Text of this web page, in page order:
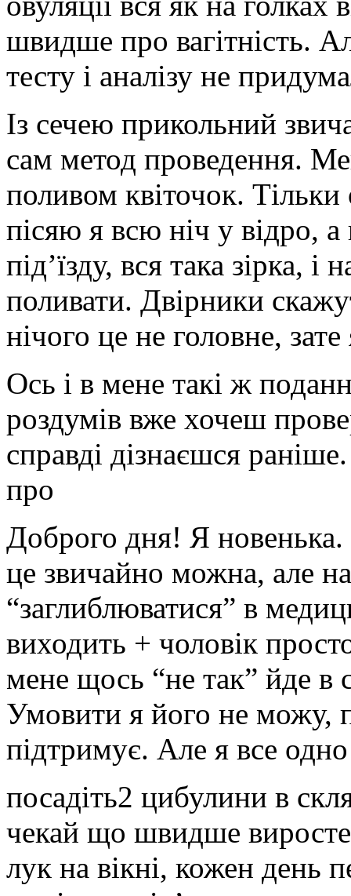
швидше про вагітність.
тесту і аналізу не
Із сечею прикольний
сам метод проведення.
поливом квіточок.
пісяю я всю ніч у відро,
під’їзду, вся така зірка,
поливати. Двірники
нічого це не головне,
Ось і в мене такі ж
роздумів вже хочеш
справді дізнаєшся
про
Доброго дня! Я
це звичайно можна, але
“заглиблюватися” в
виходить + чоловік
мене щось “не так” йде в
Умовити я його не можу,
підтримує. Але я все
посадіть2 цибулини в
чекай що швидше
лук на вікні, кожен день